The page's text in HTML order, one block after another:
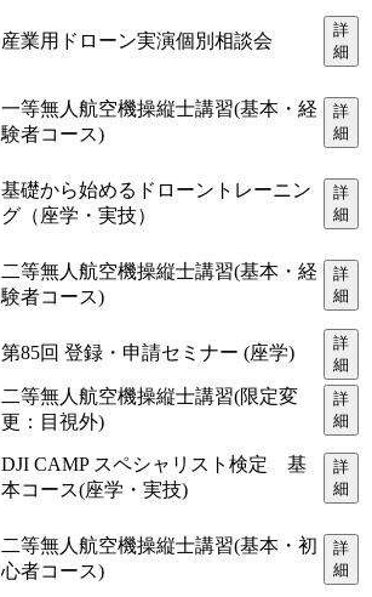
産業用ドローン実演個別相談会
詳
細
一等無人航空機操縦士講習(基本・経
験者コース)
詳
細
基礎から始めるドローントレーニン
グ（座学・実技）
詳
細
二等無人航空機操縦士講習(基本・経
験者コース)
詳
細
第85回 登録・申請セミナー (座学)
詳
細
二等無人航空機操縦士講習(限定変
更：目視外)
詳
細
DJI CAMP スペシャリスト検定 基
本コース(座学・実技)
詳
細
二等無人航空機操縦士講習(基本・初
心者コース)
詳
細